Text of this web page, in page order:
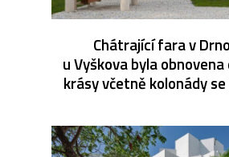
Chátrající fara v
u Vyškova byla
krásy včetně kolonády